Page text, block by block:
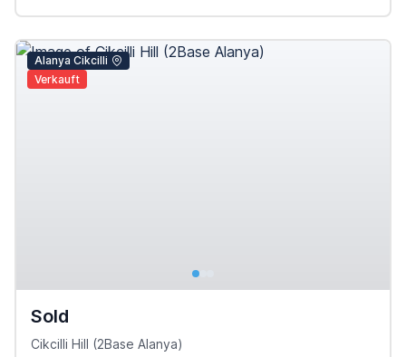
Alanya Cikcilli
Verkauft
Sold
Cikcilli Hill (2Base Alanya)